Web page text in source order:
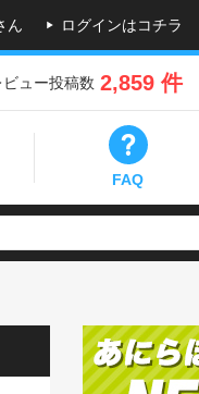
ん ログインはコチラ
ビュー投稿数 2,859 件
FAQ